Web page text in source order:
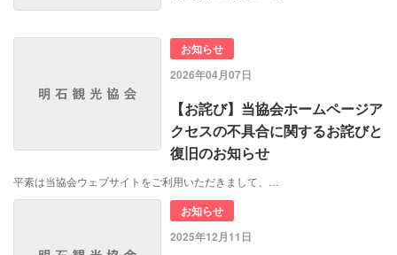
お知らせ
2026年04月07日
【お詫び】当協会ホームページア
クセスの不具合に関するお詫びと
復旧のお知らせ
平素は当協会ウェブサイトをご利用いただきまして、…
お知らせ
2025年12月11日